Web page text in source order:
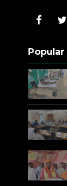
Popular